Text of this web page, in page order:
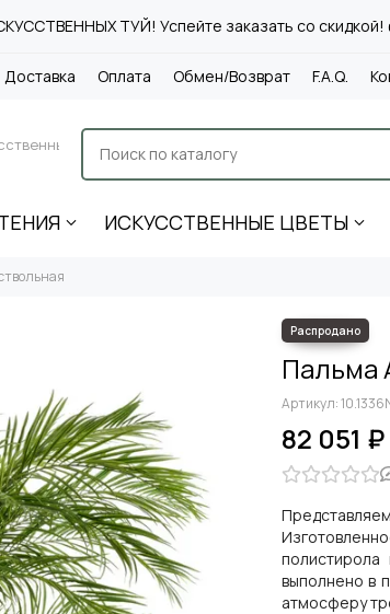
ТУЙ! Успейте заказать со скидкой!
Доставка Оплата Обмен/Возврат F.A.Q.
ИСКУССТВЕННЫЕ ЦВЕТЫ
Пальма
Артикул:
82 051 ₽
выполнено в
атмосферу